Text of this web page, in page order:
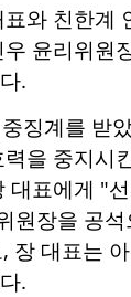
와 친한계
윤리위원
.
징계를 받
을 중지시
대표에게 "
원장을 공
장 대표는
.